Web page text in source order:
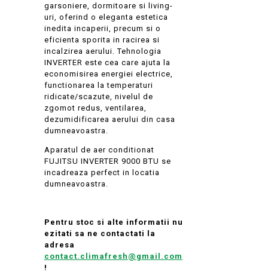
garsoniere, dormitoare si living-
uri, oferind o eleganta estetica
inedita incaperii, precum si o
eficienta sporita in racirea si
incalzirea aerului. Tehnologia
INVERTER este cea care ajuta la
economisirea energiei electrice,
functionarea la temperaturi
ridicate/scazute, nivelul de
zgomot redus, ventilarea,
dezumidificarea aerului din casa
dumneavoastra.
Aparatul de aer conditionat
FUJITSU INVERTER 9000 BTU se
incadreaza perfect in locatia
dumneavoastra.
Pentru stoc si alte informatii nu
ezitati sa ne contactati la
adresa
contact.climafresh@gmail.com
!